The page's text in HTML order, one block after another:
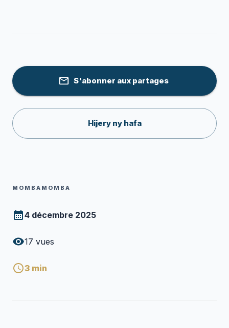
S'abonner aux partages
Hijery ny hafa
MOMBAMOMBA
4 décembre 2025
17 vues
3 min